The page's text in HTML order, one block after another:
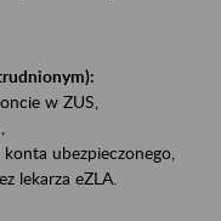
w ZUS,
ubezpieczonego,
lekarza eZLA.